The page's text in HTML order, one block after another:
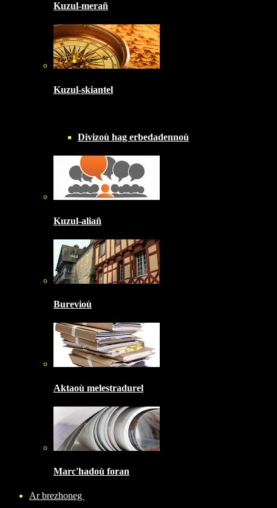
Kuzul-merañ
Kuzul-skiantel
Divizoù hag erbedadennoù
Kuzul-aliañ
Burevioù
Aktaoù melestradurel
Marc'hadoù foran
Ar brezhoneg